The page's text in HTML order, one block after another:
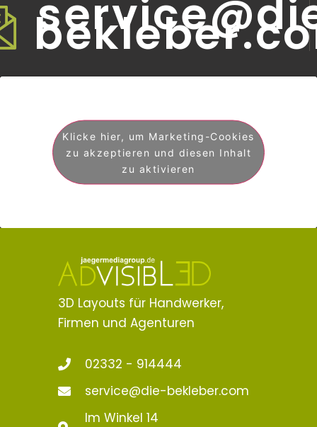
Klicke hier, um Marketing-Cookies
zu akzeptieren und diesen Inhalt
zu aktivieren
3D Layouts für Handwerker,
Firmen und Agenturen
02332 - 914444
service@die-bekleber.com
Im Winkel 14